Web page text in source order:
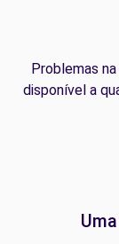
Problemas
disponível a